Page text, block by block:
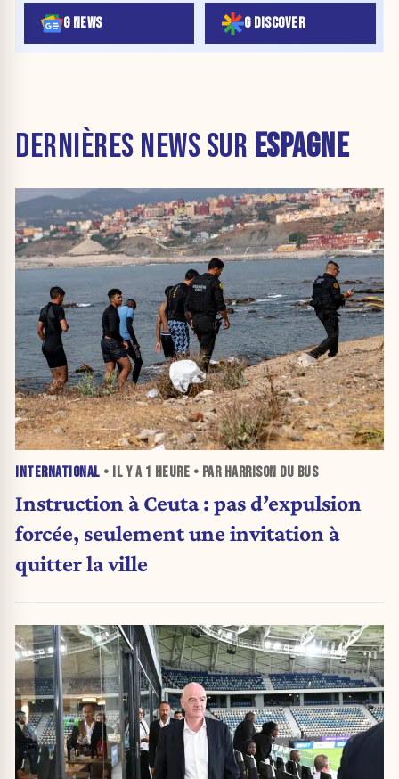
G NEWS G DISCOVER
DERNIÈRES NEWS SUR ESPAGNE
INTERNATIONAL • IL Y A 1 HEURE • PAR HARRISON DU BUS
Instruction à Ceuta : pas d’expulsion
forcée, seulement une invitation à
quitter la ville